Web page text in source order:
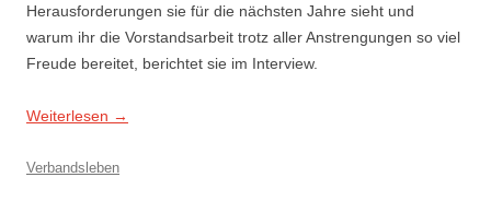
Herausforderungen sie für die nächsten Jahre sieht und
warum ihr die Vorstandsarbeit trotz aller Anstrengungen so viel
Freude bereitet, berichtet sie im Interview.
Weiterlesen →
Verbandsleben